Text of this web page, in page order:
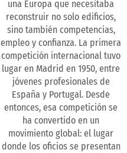
una Europa que necesitaba
reconstruir no solo edificios,
sino también competencias,
empleo y confianza. La primera
competición internacional tuvo
lugar en Madrid en 1950, entre
jóvenes profesionales de
España y Portugal. Desde
entonces, esa competición se
ha convertido en un
movimiento global: el lugar
donde los oficios se presentan